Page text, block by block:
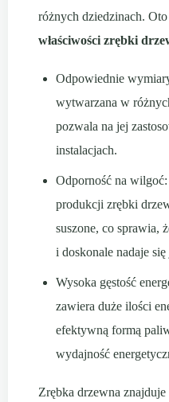
różnych dziedzinach.
właściwości zrębki
Odpowiednie
wytwarzana w
pozwala na jej
instalacjach.
Odporność na
produkcji zrębki
suszone, co sprawia,
i doskonale nadaje
Wysoka gęstość
zawiera duże ilości
efektywną formą
wydajność
Zrębka drzewna